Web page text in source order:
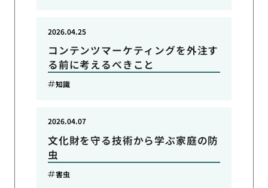
コンテンツマーケティングを外注す
る前に考えるべきこと
2026.04.25
知識
文化財を守る技術から学ぶ家庭の防
虫
2026.04.07
害虫